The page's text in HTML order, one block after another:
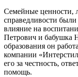
Семейные ценности,
справедливости
влияние на
Петрович и бабушка
образования он
компании
его за честность,
помощь.